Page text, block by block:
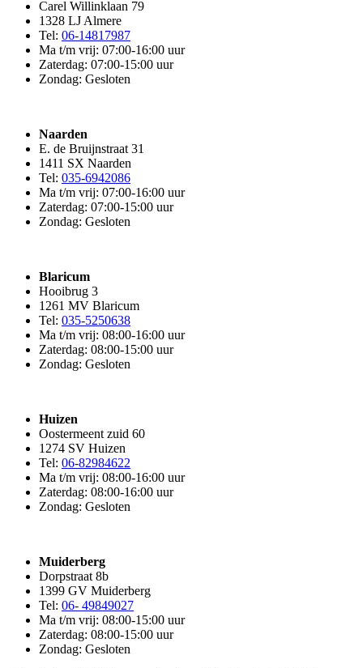
Carel Willinklaan 79
1328 LJ Almere
Tel: 06-14817987
Ma t/m vrij: 07:00-16:00 uur
Zaterdag: 07:00-15:00 uur
Zondag: Gesloten
Naarden
E. de Bruijnstraat 31
1411 SX Naarden
Tel: 035-6942086
Ma t/m vrij: 07:00-16:00 uur
Zaterdag: 07:00-15:00 uur
Zondag: Gesloten
Blaricum
Hooibrug 3
1261 MV Blaricum
Tel: 035-5250638
Ma t/m vrij: 08:00-16:00 uur
Zaterdag: 08:00-15:00 uur
Zondag: Gesloten
Huizen
Oostermeent zuid 60
1274 SV Huizen
Tel: 06-82984622
Ma t/m vrij: 08:00-16:00 uur
Zaterdag: 08:00-16:00 uur
Zondag: Gesloten
Muiderberg
Dorpstraat 8b
1399 GV Muiderberg
Tel: 06- 49849027
Ma t/m vrij: 08:00-15:00 uur
Zaterdag: 08:00-15:00 uur
Zondag: Gesloten